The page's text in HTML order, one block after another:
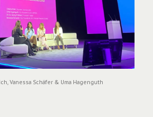
Vanessa Schäfer & Uma Hagenguth